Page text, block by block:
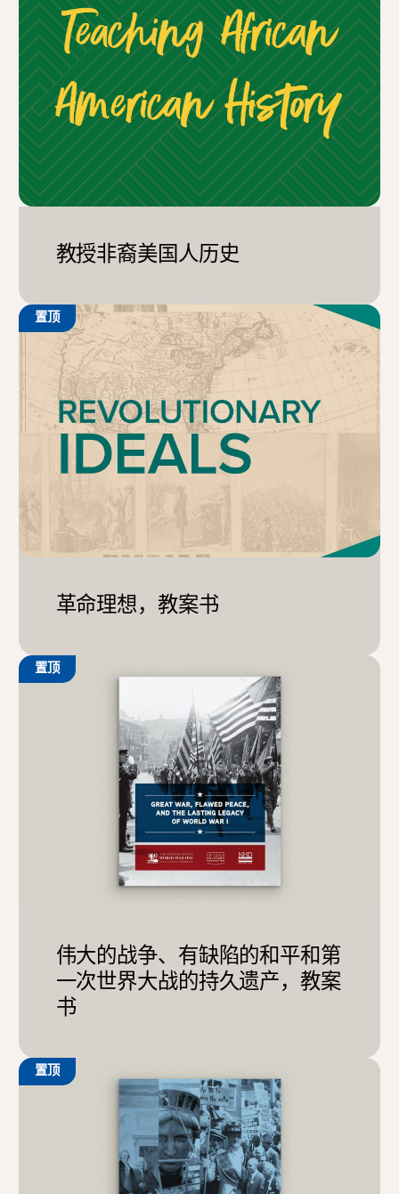
教授非裔美国人历史
置顶
革命理想，教案书
置顶
伟大的战争、有缺陷的和平和第
一次世界大战的持久遗产，教案
书
置顶